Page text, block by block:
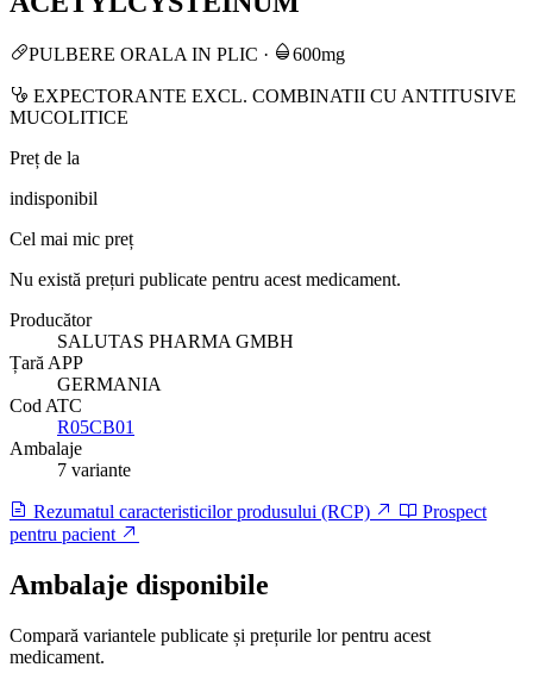
PULBERE ORALA IN PLIC · 600mg
EXPECTORANTE EXCL. COMBINATII CU ANTITUSIVE
MUCOLITICE
Preț de la
indisponibil
Cel mai mic preț
Nu există prețuri publicate pentru acest medicament.
Producător
SALUTAS PHARMA GMBH
Țară APP
GERMANIA
Cod ATC
R05CB01
Ambalaje
7 variante
Rezumatul caracteristicilor produsului (RCP)
Prospect
pentru pacient
Ambalaje disponibile
Compară variantele publicate și prețurile lor pentru acest
medicament.